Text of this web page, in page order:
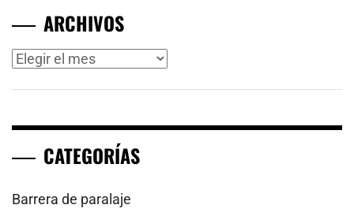
ARCHIVOS
Archivos
CATEGORÍAS
Barrera de paralaje